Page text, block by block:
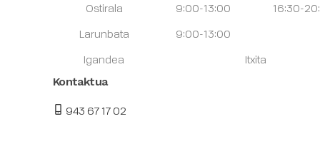
Ostirala
9:00-13:00
16:30-
Larunbata
9:00-13:00
Igandea
Itxita
Kontaktua
943 67 17 02